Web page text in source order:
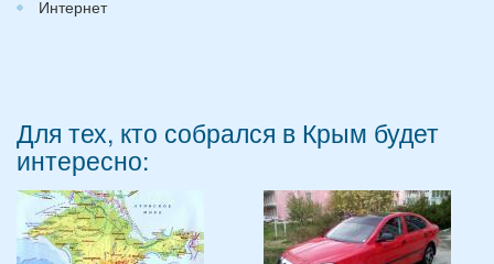
Интернет
Для тех, кто собрался в Крым будет
интересно: